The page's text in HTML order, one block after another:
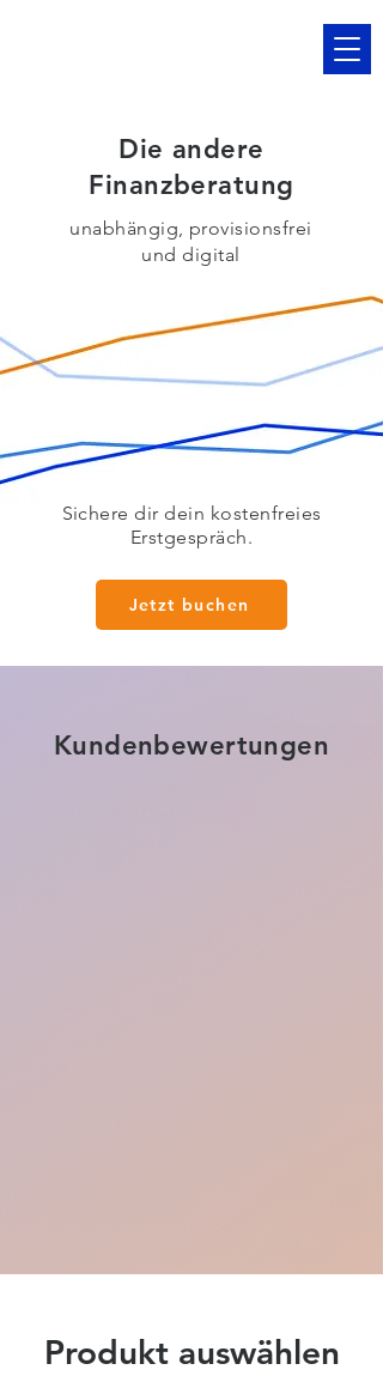
Die andere
Finanzberatung
unabhängig, provisionsfrei
und digital
Sichere dir dein kostenfreies
Erstgespräch.
Jetzt buchen
Kundenbewertungen
Produkt auswählen